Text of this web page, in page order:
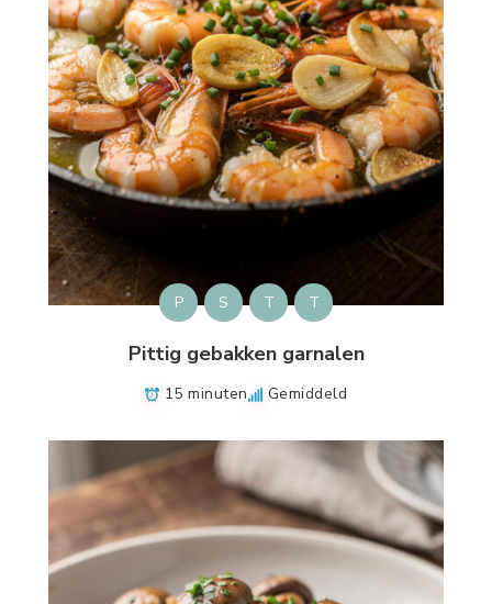
P S T T
Pittig gebakken garnalen
15 minuten Gemiddeld